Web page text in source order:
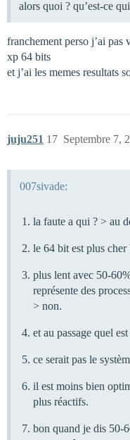
alors quoi ? qu’est-ce
franchement perso j’ai
xp 64 bits
et j’ai les memes resultats
juju251 Septembre 7,
17
007sivade:
la faute a qui ? > au
le 64 bit est plus cher
plus lent avec 50-
représente des
> non.
et au passage quel
ce serait pas le
il est moins bien
plus réactifs.
bon quand je dis 50-